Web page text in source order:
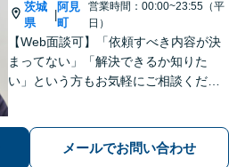
茨城
県
|
阿見
町
営業時間：00:00~23:55（平
日）
【Web面談可】「依頼すべき内容が決
まってない」「解決できるか知りた
い」という方もお気軽にご相談くださ
対応できます
メールでお問い合わせ